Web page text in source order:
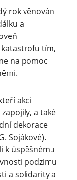
rok věnován
a
tím,
na pomoc
akci
a také
dekorace
Sojákové).
k úspěšnému
podzimu
a solidarity a